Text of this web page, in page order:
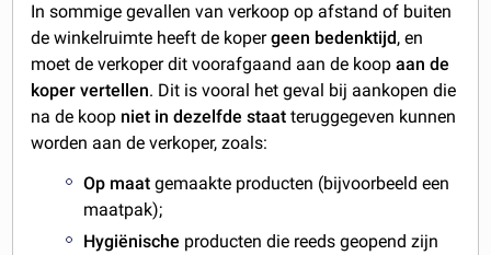
In sommige gevallen van verkoop op afstand of buiten
de winkelruimte heeft de kopergeen bedenktijd, en
moet de verkoper dit voorafgaand aan de koopaan de
koper vertellen. Dit is vooral het geval bij aankopen die
na de koop niet in dezelfde staat teruggegeven kunnen
worden aan de verkoper, zoals:
Op maat gemaakte producten (bijvoorbeeld een
maatpak);
Hygiënische producten die reeds geopend zijn